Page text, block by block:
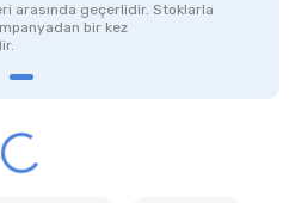
arasında geçerlidir. Stoklarla
bir kez